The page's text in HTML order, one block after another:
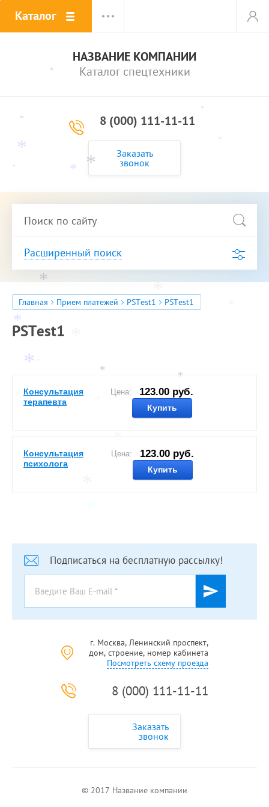
*
*
*
*
*
*
*
*
*
*
*
*
*
*
*
*
*
*
*
*
*
*
*
*
*
Каталог
НАЗВАНИЕ КОМПАНИИ
Каталог спецтехники
8 (000) 111-11-11
Заказать
звонок
Расширенный поиск
Главная Прием платежей PSTest1 PSTest1
PSTest1
Консультация
терапевта
Цена: 123.00 руб.
Купить
Консультация
психолога
Цена: 123.00 руб.
Купить
Подписаться на бесплатную рассылку!
г. Москва, Ленинский проспект,
дом, строение, номер кабинета
Посмотреть схему проезда
8 (000) 111-11-11
Заказать
звонок
© 2017 Название компании